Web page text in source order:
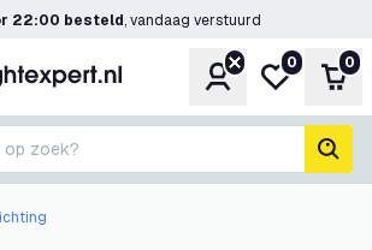
22:00 besteld, vandaag verstuurd
Account
Mijn
0 0
zoek?